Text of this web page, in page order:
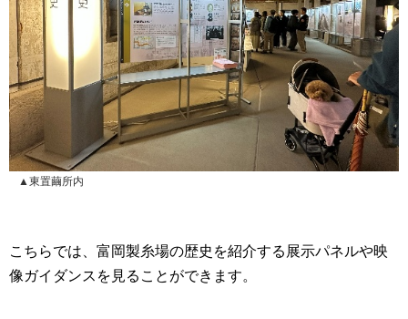
▲東置繭所内
こちらでは、富岡製糸場の歴史を紹介する展示パネルや映
像ガイダンスを見ることができます。